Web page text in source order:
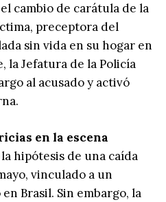
cambio de carátula de la
preceptora del
sin vida en su hogar en
la Jefatura de la Policía
al acusado y activó
en la escena
hipótesis de una caída
vinculado a un
Brasil. Sin embargo, la